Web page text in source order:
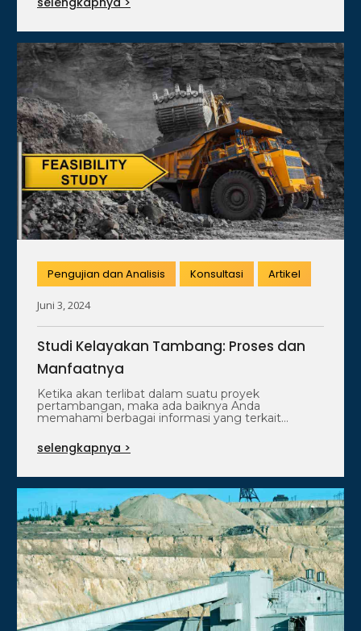
Pengujian dan Analisis Konsultasi Artikel
Juni 3, 2024
Studi Kelayakan Tambang: Proses dan
Manfaatnya
Ketika akan terlibat dalam suatu proyek
pertambangan, maka ada baiknya Anda
memahami berbagai informasi yang terkait
selengkapnya >